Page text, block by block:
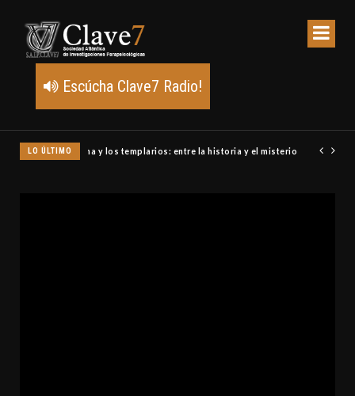
Escúcha Clave7 Radio!
LO ÚLTIMO Un meteoro explota sobre Estados Unidos y abre la pista